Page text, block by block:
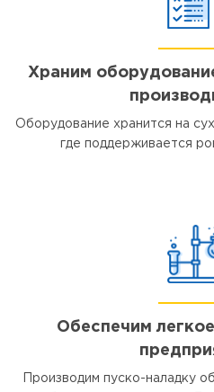
Храним
Оборудование хранится на
где поддерживается
Обеспечим
Производим пуско-наладку